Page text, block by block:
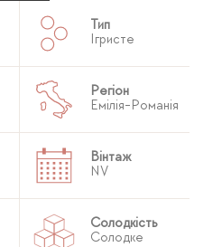
Тип
Ігристе
Регіон
Емілія-Романія
Вінтаж
NV
Солодкість
Солодке